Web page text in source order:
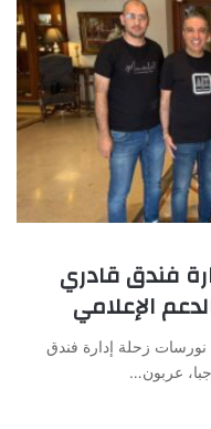
فندق قادري
الإعلامي
زحلة إدارة فندق
عربون…